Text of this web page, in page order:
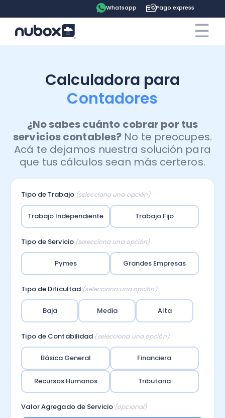
Whatsapp Pago express
☰
×
Ingreso clientes
Tu espacio
Pago express
Ayuda
Blog
Software
Contabilidad
Remuneraciones
Factura y Administración
Portal de colaboradores
Contadores
PYMEs
Alianzas
Instituciones
Casos de éxito
Precios
Recomendador de planes
Promociones del mes
Recursos
Asiento
Seminarios
Calculadoras
Recursos
Demostraciones
Calculadora para
Contadores
¿No sabes cuánto cobrar por tus
servicios contables? No te preocupes.
Acá te dejamos nuestra solución para
que tus cálculos sean más certeros.
Tipo de Trabajo(selecciona una opción)
Trabajo Independiente Trabajo Fijo
Tipo de Servicio (selecciona una opción)
Pymes Grandes Empresas
Tipo de Dificultad (selecciona una opción)
Baja Media Alta
Tipo de Contabilidad (selecciona una opción)
Básica General Financiera
Recursos Humanos Tributaria
Valor Agregado de Servicio (opcional)